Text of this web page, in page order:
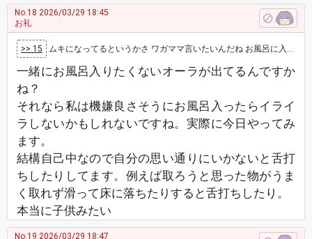
No.18 2026/03/29 18:45
お礼
>> 15 ムキになってるというかさ ワガママ言いたいんだね お風呂に入りたいというより、主さんが自分といることにストレスに感じていることが気に入ら…
一緒にお風呂入りたくないオーラが出てるんですか
ね？
それなら私は機嫌良さそうにお風呂入ったらイライ
ラしないかもしれないですね。実際に今日やってみ
ます。
結構自己中なので自分の思い通りにいかないと舌打
ちしたりしてます。例えば取ろうと思った物がうま
く取れず滑って床に落ちたりすると舌打ちしたり。
本当に子供みたい
No.19 2026/03/29 18:47